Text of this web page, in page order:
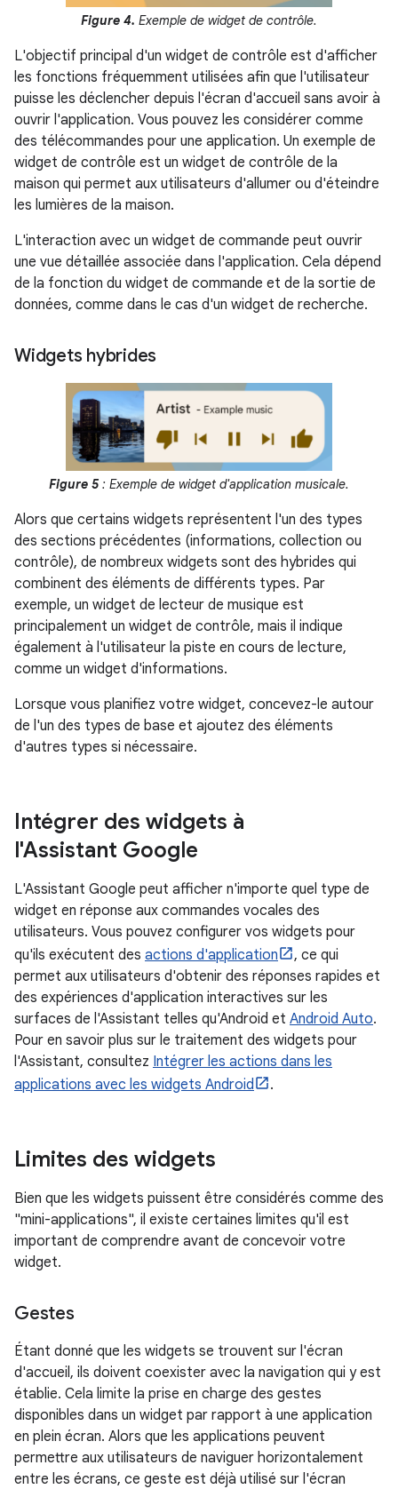
Figure 4. Exemple de widget de contrôle.
L'objectif principal d'un widget de contrôle est d'afficher
les fonctions fréquemment utilisées afin que l'utilisateur
puisse les déclencher depuis l'écran d'accueil sans avoir à
ouvrir l'application. Vous pouvez les considérer comme
des télécommandes pour une application. Un exemple de
widget de contrôle est un widget de contrôle de la
maison qui permet aux utilisateurs d'allumer ou d'éteindre
les lumières de la maison.
L'interaction avec un widget de commande peut ouvrir
une vue détaillée associée dans l'application. Cela dépend
de la fonction du widget de commande et de la sortie de
données, comme dans le cas d'un widget de recherche.
Widgets hybrides
Figure 5 : Exemple de widget d'application musicale.
Alors que certains widgets représentent l'un des types
des sections précédentes (informations, collection ou
contrôle), de nombreux widgets sont des hybrides qui
combinent des éléments de différents types. Par
exemple, un widget de lecteur de musique est
principalement un widget de contrôle, mais il indique
également à l'utilisateur la piste en cours de lecture,
comme un widget d'informations.
Lorsque vous planifiez votre widget, concevez-le autour
de l'un des types de base et ajoutez des éléments
d'autres types si nécessaire.
Intégrer des widgets à
l'Assistant Google
L'Assistant Google peut afficher n'importe quel type de
widget en réponse aux commandes vocales des
utilisateurs. Vous pouvez configurer vos widgets pour
qu'ils exécutent des actions d'application
, ce qui
permet aux utilisateurs d'obtenir des réponses rapides et
des expériences d'application interactives sur les
surfaces de l'Assistant telles qu'Android et Android Auto.
Pour en savoir plus sur le traitement des widgets pour
l'Assistant, consultez Intégrer les actions dans les
applications avec les widgets Android
.
Limites des widgets
Bien que les widgets puissent être considérés comme des
"mini-applications", il existe certaines limites qu'il est
important de comprendre avant de concevoir votre
widget.
Gestes
Étant donné que les widgets se trouvent sur l'écran
d'accueil, ils doivent coexister avec la navigation qui y est
établie. Cela limite la prise en charge des gestes
disponibles dans un widget par rapport à une application
en plein écran. Alors que les applications peuvent
permettre aux utilisateurs de naviguer horizontalement
entre les écrans, ce geste est déjà utilisé sur l'écran